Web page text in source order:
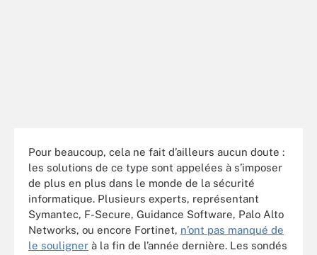
Pour beaucoup, cela ne fait d’ailleurs aucun doute :
les solutions de ce type sont appelées à s’imposer
de plus en plus dans le monde de la sécurité
informatique. Plusieurs experts, représentant
Symantec, F-Secure, Guidance Software, Palo Alto
Networks, ou encore Fortinet, n’ont pas manqué de
le souligner à la fin de l’année dernière. Les sondés